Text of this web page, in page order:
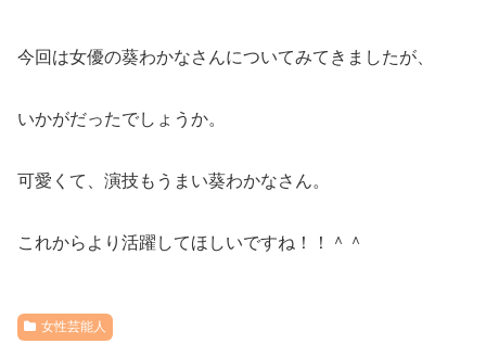
今回は女優の葵わかなさんについてみてきましたが、
いかがだったでしょうか。
可愛くて、演技もうまい葵わかなさん。
これからより活躍してほしいですね！！＾＾
女性芸能人